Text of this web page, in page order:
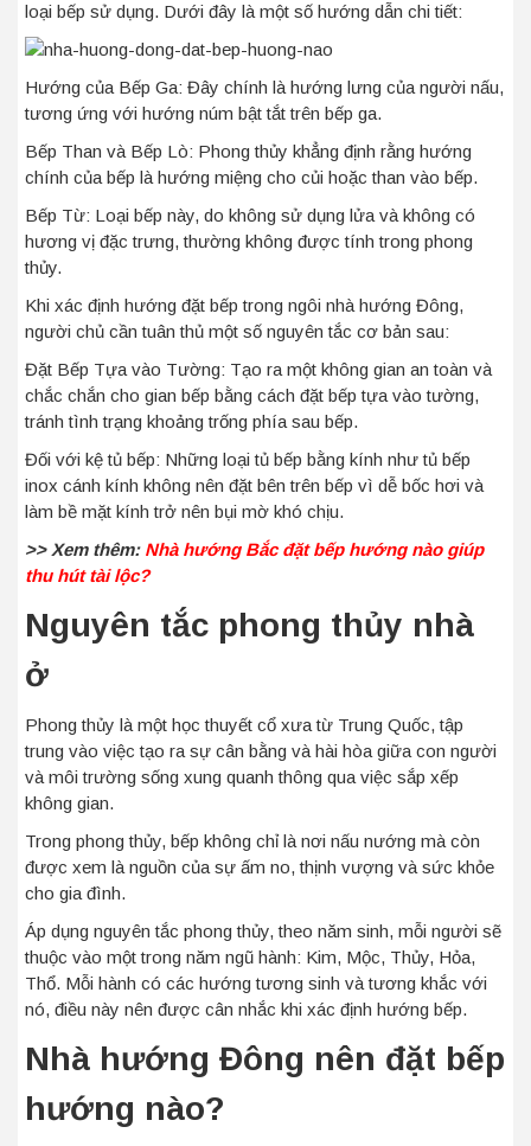
loại bếp sử dụng. Dưới đây là một số hướng dẫn chi tiết:
Hướng của Bếp Ga: Đây chính là hướng lưng của người nấu,
tương ứng với hướng núm bật tắt trên bếp ga.
Bếp Than và Bếp Lò: Phong thủy khẳng định rằng hướng
chính của bếp là hướng miệng cho củi hoặc than vào bếp.
Bếp Từ: Loại bếp này, do không sử dụng lửa và không có
hương vị đặc trưng, thường không được tính trong phong
thủy.
Khi xác định hướng đặt bếp trong ngôi nhà hướng Đông,
người chủ cần tuân thủ một số nguyên tắc cơ bản sau:
Đặt Bếp Tựa vào Tường: Tạo ra một không gian an toàn và
chắc chắn cho gian bếp bằng cách đặt bếp tựa vào tường,
tránh tình trạng khoảng trống phía sau bếp.
Đối với kệ tủ bếp: Những loại tủ bếp bằng kính như tủ bếp
inox cánh kính không nên đặt bên trên bếp vì dễ bốc hơi và
làm bề mặt kính trở nên bụi mờ khó chịu.
>> Xem thêm: Nhà hướng Bắc đặt bếp hướng nào giúp
thu hút tài lộc?
Nguyên tắc phong thủy nhà
ở
Phong thủy là một học thuyết cổ xưa từ Trung Quốc, tập
trung vào việc tạo ra sự cân bằng và hài hòa giữa con người
và môi trường sống xung quanh thông qua việc sắp xếp
không gian.
Trong phong thủy, bếp không chỉ là nơi nấu nướng mà còn
được xem là nguồn của sự ấm no, thịnh vượng và sức khỏe
cho gia đình.
Áp dụng nguyên tắc phong thủy, theo năm sinh, mỗi người sẽ
thuộc vào một trong năm ngũ hành: Kim, Mộc, Thủy, Hỏa,
Thổ. Mỗi hành có các hướng tương sinh và tương khắc với
nó, điều này nên được cân nhắc khi xác định hướng bếp.
Nhà hướng Đông nên đặt bếp
hướng nào?